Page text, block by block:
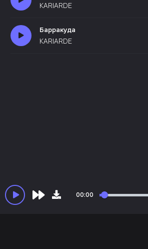
KARIARDE
Барракуда
KARIARDE
00:00